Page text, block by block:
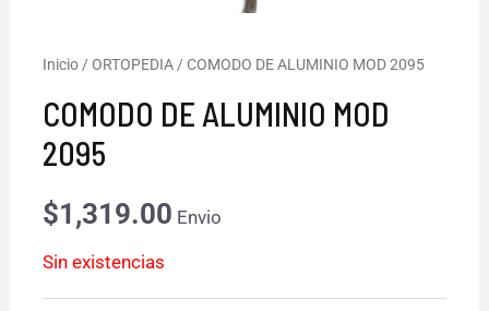
Inicio /ORTOPEDIA / COMODO DE ALUMINIO MOD 2095
COMODO DE ALUMINIO MOD
2095
$1,319.00 Envio
Sin existencias